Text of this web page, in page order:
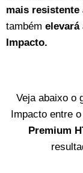
mais resistente
também elevará
Impacto.
Veja abaixo o
Impacto entre o
Premium